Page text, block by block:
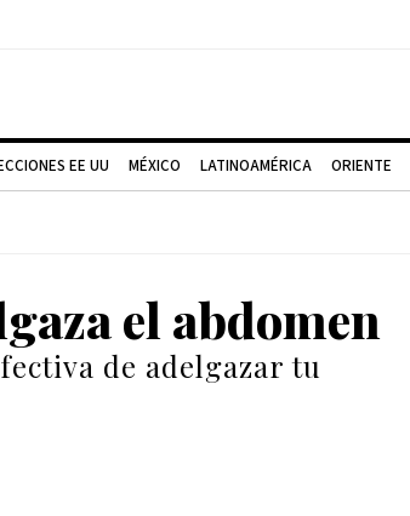
EE UU MÉXICO LATINOAMÉRICA ORIENTE
el abdomen
de adelgazar tu